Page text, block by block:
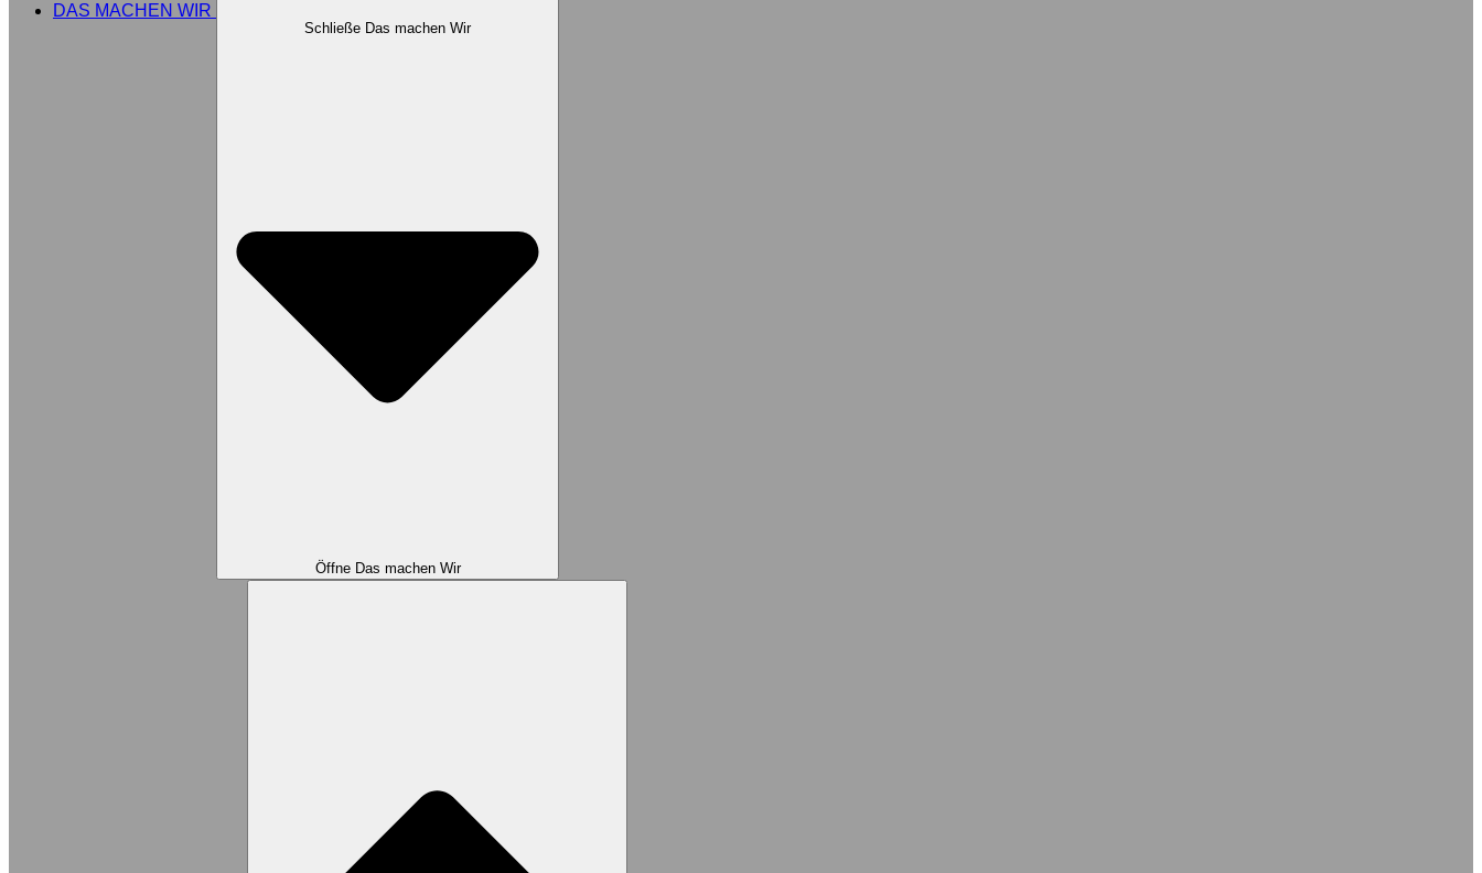
DAS MACHEN WIR
Schließe Das machen Wir
Öffne Das machen Wir